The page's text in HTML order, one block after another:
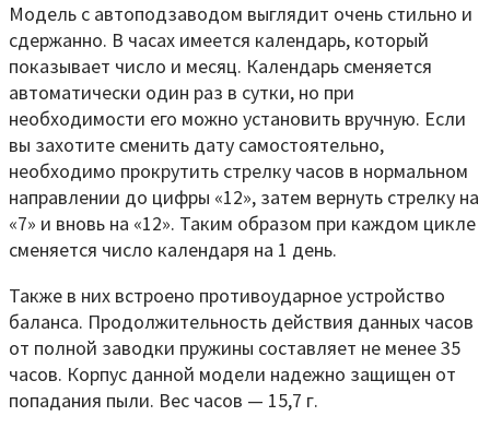
Модель с автоподзаводом выглядит очень стильно и
сдержанно. В часах имеется календарь, который
показывает число и месяц. Календарь сменяется
автоматически один раз в сутки, но при
необходимости его можно установить вручную. Если
вы захотите сменить дату самостоятельно,
необходимо прокрутить стрелку часов в нормальном
направлении до цифры «12», затем вернуть стрелку на
«7» и вновь на «12». Таким образом при каждом цикле
сменяется число календаря на 1 день.
Также в них встроено противоударное устройство
баланса. Продолжительность действия данных часов
от полной заводки пружины составляет не менее 35
часов. Корпус данной модели надежно защищен от
попадания пыли. Вес часов — 15,7 г.